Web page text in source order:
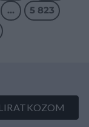
…
5 823